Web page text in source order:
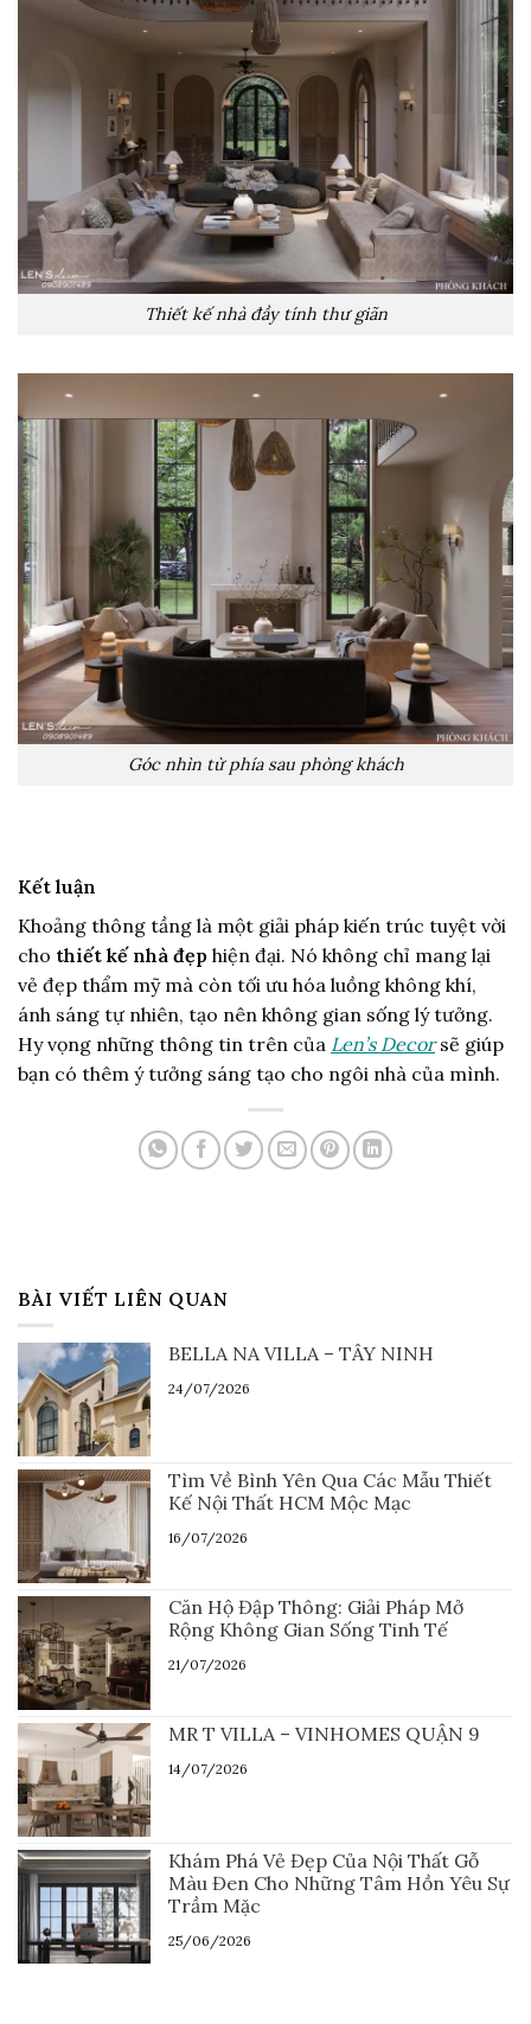
Thiết kế nhà đầy tính thư giãn
Góc nhìn từ phía sau phòng khách
Kết luận
Khoảng thông tầng là một giải pháp kiến trúc tuyệt vời
cho thiết kế nhà đẹp hiện đại. Nó không chỉ mang lại
vẻ đẹp thẩm mỹ mà còn tối ưu hóa luồng không khí,
ánh sáng tự nhiên, tạo nên không gian sống lý tưởng.
Hy vọng những thông tin trên của Len’s Decorsẽ giúp
bạn có thêm ý tưởng sáng tạo cho ngôi nhà của mình.
BÀI VIẾT LIÊN QUAN
BELLA NA VILLA – TÂY NINH
24/07/2026
Tìm Về Bình Yên Qua Các Mẫu Thiết
Kế Nội Thất HCM Mộc Mạc
16/07/2026
Căn Hộ Đập Thông: Giải Pháp Mở
Rộng Không Gian Sống Tinh Tế
21/07/2026
MR T VILLA – VINHOMES QUẬN 9
14/07/2026
Khám Phá Vẻ Đẹp Của Nội Thất Gỗ
Màu Đen Cho Những Tâm Hồn Yêu Sự
Trầm Mặc
25/06/2026